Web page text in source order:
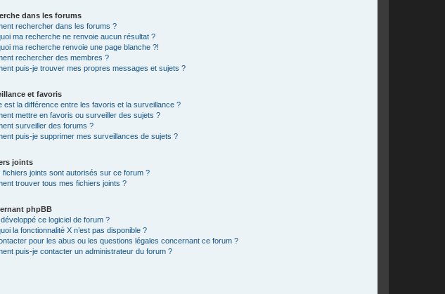
dans les forums
rechercher dans les forums ?
ma recherche ne renvoie aucun résultat ?
ma recherche renvoie une page blanche ?!
rechercher des membres ?
puis-je trouver mes propres messages et sujets ?
et favoris
est la différence entre les favoris et la surveillance ?
mettre en favoris ou surveiller des sujets ?
surveiller des forums ?
puis-je supprimer mes surveillances de sujets ?
joints
fichiers joints sont autorisés sur ce forum ?
trouver tous mes fichiers joints ?
phpBB
ce logiciel de forum ?
la fonctionnalité X n’est pas disponible ?
pour les abus ou les questions légales concernant ce forum ?
puis-je contacter un administrateur du forum ?